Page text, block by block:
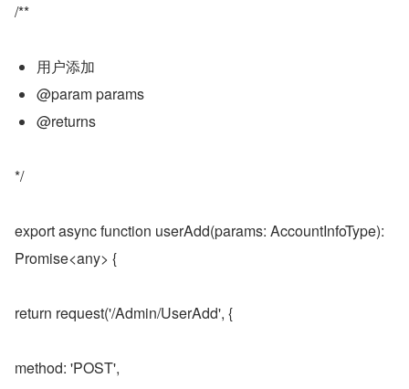
/**
用户添加
@param params
@returns
*/
export async function userAdd(params: AccountInfoType):
Promise<any> {
return request('/Admin/UserAdd', {
method: 'POST',